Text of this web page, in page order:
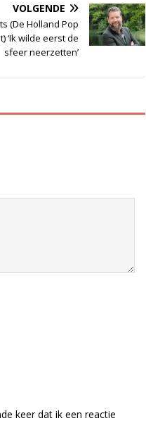
VOLGENDE
(De Holland Pop
‘Ik wilde eerst de
sfeer neerzetten’
keer dat ik een reactie